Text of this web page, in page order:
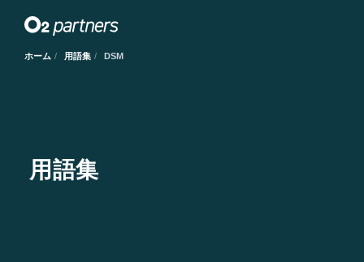
ホーム 用語集 DSM
用語集